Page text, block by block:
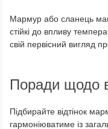
Мармур або сланець
стійкі до впливу
свій первісний вигляд
Поради щодо
Підбирайте відтінок
гармоніюватиме із